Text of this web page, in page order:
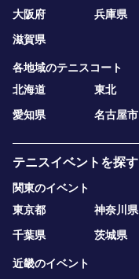
大阪府
兵庫県
滋賀県
各地域のテニスコート
北海道
東北
愛知県
名古屋市
テニスイベントを探す
関東のイベント
東京都
神奈川県
千葉県
茨城県
近畿のイベント